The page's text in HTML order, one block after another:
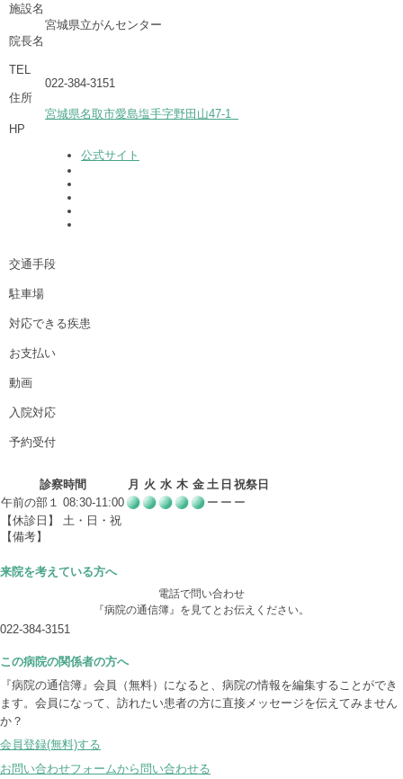
施設名
宮城県立がんセンター
院長名
TEL
022-384-3151
住所
宮城県名取市愛島塩手字野田山47-1
HP
公式サイト
交通手段
駐車場
対応できる疾患
お支払い
動画
入院対応
予約受付
診察時間 月 火 水 木 金 土 日 祝祭日
午前の部１ 08:30-11:00
ー ー ー
【休診日】 土・日・祝
【備考】
来院を考えている方へ
電話で問い合わせ
『病院の通信簿』を見てとお伝えください。
022-384-3151
この病院の関係者の方へ
『病院の通信簿』会員（無料）になると、病院の情報を編集することができ
ます。会員になって、訪れたい患者の方に直接メッセージを伝えてみません
か？
会員登録(無料)する
お問い合わせフォームから問い合わせる